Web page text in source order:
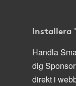
Installera
Handla
dig
direkt i